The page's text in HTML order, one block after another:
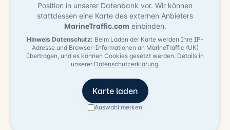
Position in unserer Datenbank vor. Wir können
stattdessen eine Karte des externen Anbieters
MarineTraffic.com einbinden.
Hinweis Datenschutz: Beim Laden der Karte werden Ihre IP-
Adresse und Browser-Informationen an MarineTraffic (UK)
übertragen, und es können Cookies gesetzt werden. Details in
unserer Datenschutzerklärung.
Karte laden
Auswahl merken